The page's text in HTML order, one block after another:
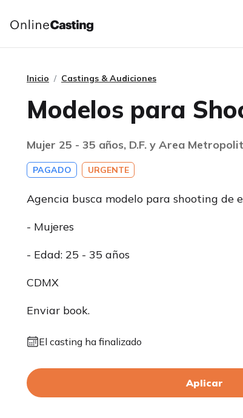
Inicio Castings & Audiciones
Modelos para
Mujer 25 - 35 años, D.F. y Area
PAGADO URGENTE
Agencia busca modelo para shooting de
- Mujeres
- Edad: 25 - 35 años
CDMX
Enviar book.
El casting ha finalizado
Aplicar